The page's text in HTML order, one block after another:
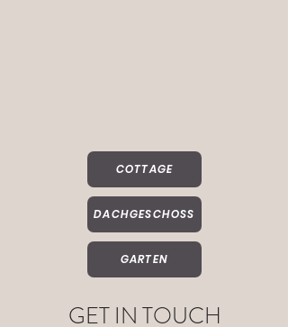
COTTAGE
DACHGESCHOSS
GARTEN
GET IN TOUCH